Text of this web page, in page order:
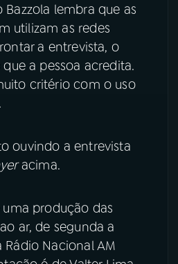
Bazzola lembra que as
utilizam as redes
a entrevista, o
a pessoa acredita.
critério com o uso
ouvindo a entrevista
acima.
uma produção das
ar, de segunda a
Rádio Nacional AM